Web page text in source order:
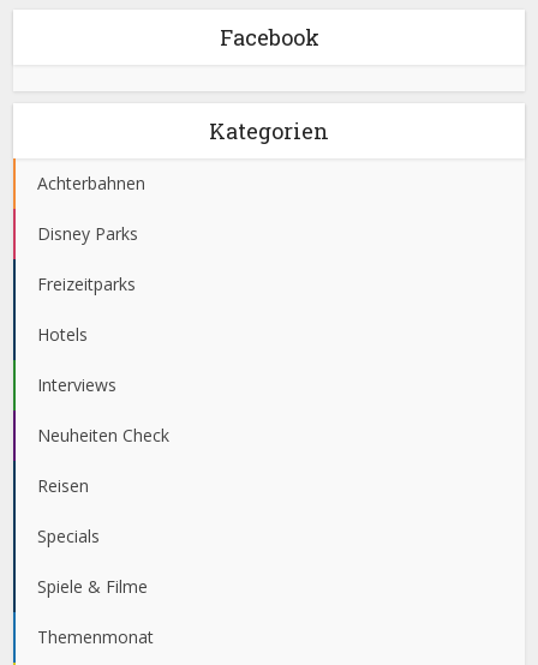
Facebook
Kategorien
Achterbahnen
Disney Parks
Freizeitparks
Hotels
Interviews
Neuheiten Check
Reisen
Specials
Spiele & Filme
Themenmonat